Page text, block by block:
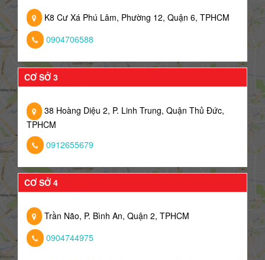
K8 Cư Xá Phú Lâm, Phường 12, Quận 6, TPHCM
0904706588
CƠ SỞ 3
38 Hoàng Diệu 2, P. Linh Trung, Quận Thủ Đức,
TPHCM
0912655679
CƠ SỞ 4
Trần Não, P. Bình An, Quận 2, TPHCM
0904744975